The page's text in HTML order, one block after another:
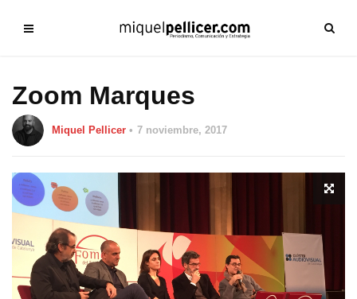
Zoom Marques
Miquel Pellicer 7 noviembre, 2017